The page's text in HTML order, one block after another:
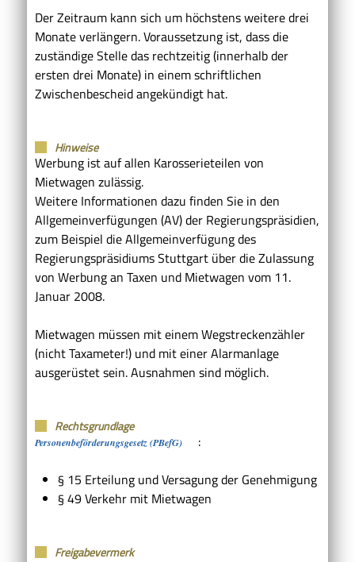
Der Zeitraum kann sich um höchstens weitere drei
Monate verlängern. Voraussetzung ist, dass die
zuständige Stelle das rechtzeitig (innerhalb der
ersten drei Monate) in einem schriftlichen
Zwischenbescheid angekündigt hat.
Hinweise
Werbung ist auf allen Karosserieteilen von
Mietwagen zulässig.
Weitere Informationen dazu finden Sie in den
Allgemeinverfügungen (AV) der Regierungspräsidien,
zum Beispiel die Allgemeinverfügung des
Regierungspräsidiums Stuttgart über die Zulassung
von Werbung an Taxen und Mietwagen vom 11.
Januar 2008.
Mietwagen müssen mit einem Wegstreckenzähler
(nicht Taxameter!) und mit einer Alarmanlage
ausgerüstet sein. Ausnahmen sind möglich.
Rechtsgrundlage
Personenbeförderungsgesetz (PBefG)
:
§ 15 Erteilung und Versagung der Genehmigung
§ 49 Verkehr mit Mietwagen
Freigabevermerk